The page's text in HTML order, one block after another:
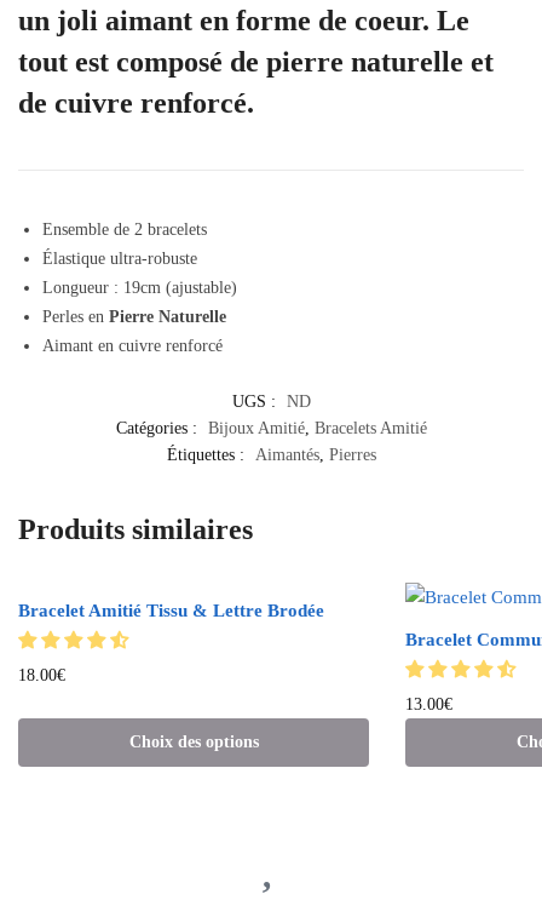
un joli aimant en forme de coeur. Le
tout est composé de pierre naturelle et
de cuivre renforcé.
Ensemble de 2 bracelets
Élastique ultra-robuste
Longueur : 19cm (ajustable)
Perles en Pierre Naturelle
Aimant en cuivre renforcé
UGS :
ND
Catégories :
Bijoux Amitié, Bracelets Amitié
Étiquettes :
Aimantés, Pierres
Produits similaires
Bracelet Amitié Tissu & Lettre Brodée
18.00€
Choix des options
Bracelet
13.00€